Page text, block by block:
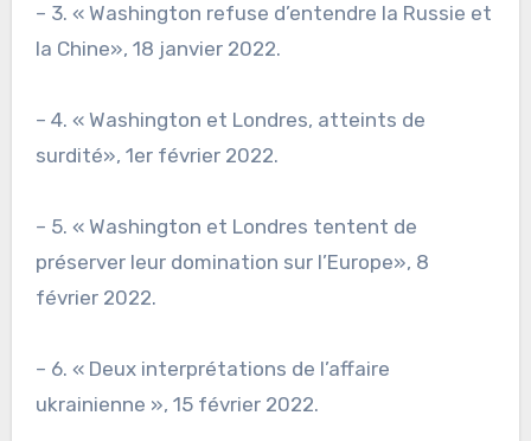
– 3. « Washington refuse d’entendre la Russie et
la Chine», 18 janvier 2022.
– 4. « Washington et Londres, atteints de
surdité», 1er février 2022.
– 5. « Washington et Londres tentent de
préserver leur domination sur l’Europe», 8
février 2022.
– 6. « Deux interprétations de l’affaire
ukrainienne », 15 février 2022.